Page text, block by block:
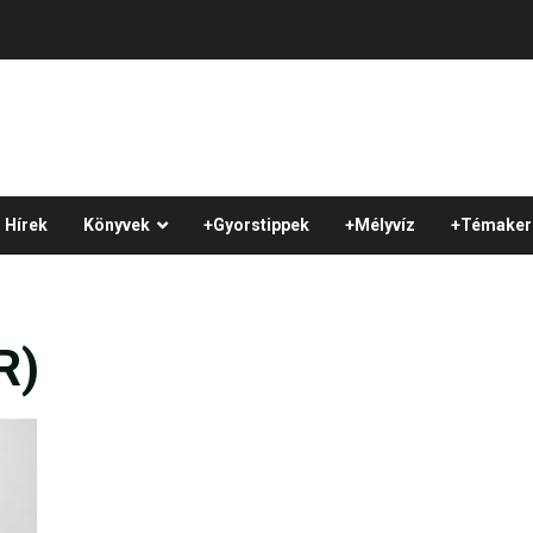
Hírek Könyvek +Gyorstippek +Mélyvíz